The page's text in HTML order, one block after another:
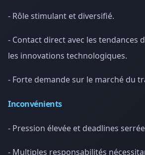
- Rôle stimulant et diversifié.
- Contact direct avec les tendances
les innovations technologiques.
- Forte demande sur le marché du
Inconvénients
- Pression élevée et deadlines
- Multiples responsabilités